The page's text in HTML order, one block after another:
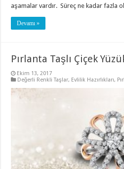
aşamalar vardır. Süreç ne kadar fazla
Devamı »
Pırlanta Taşlı Çiçek
Ekim 13, 2017
Değerli Renkli Taşlar, Evlilik Hazırlıkları,